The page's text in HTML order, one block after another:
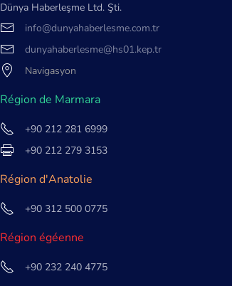
Dünya Haberleşme Ltd. Şti.
info@dunyahaberlesme.com.tr
dunyahaberlesme@hs01.kep.tr
Navigasyon
Région de Marmara
+90 212 281 6999
+90 212 279 3153
Région d'Anatolie
+90 312 500 0775
Région égéenne
+90 232 240 4775